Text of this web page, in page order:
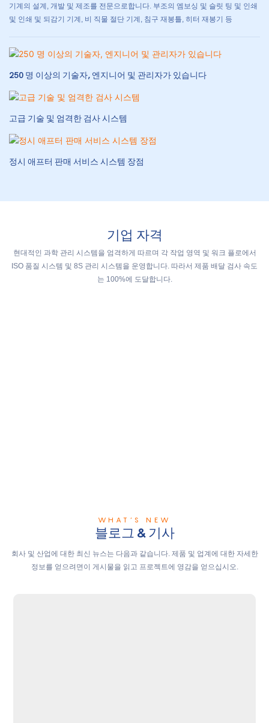
기계의 설계, 개발 및 제조를 전문으로합니다. 부조의 엠보싱 및 슬릿 팅 및 인쇄
및 인쇄 및 되감기 기계, 비 직물 절단 기계, 침구 재봉틀, 히터 재봉기 등
250 명 이상의 기술자, 엔지니어 및 관리자가 있습니다
고급 기술 및 엄격한 검사 시스템
정시 애프터 판매 서비스 시스템 장점
기업 자격
현대적인 과학 관리 시스템을 엄격하게 따르며 각 작업 영역 및 워크 플로에서
ISO 품질 시스템 및 8S 관리 시스템을 운영합니다. 따라서 제품 배달 검사 속도
는 100%에 도달합니다.
WHAT’S NEW
블로그 & 기사
회사 및 산업에 대한 최신 뉴스는 다음과 같습니다. 제품 및 업계에 대한 자세한
정보를 얻으려면이 게시물을 읽고 프로젝트에 영감을 얻으십시오.